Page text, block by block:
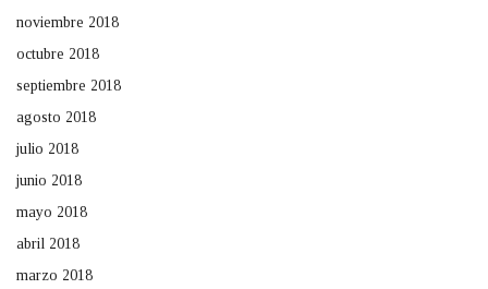
noviembre 2018
octubre 2018
septiembre 2018
agosto 2018
julio 2018
junio 2018
mayo 2018
abril 2018
marzo 2018